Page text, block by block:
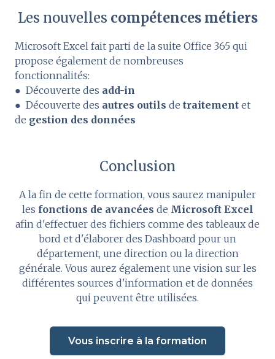
Les nouvelles compétences métiers
Microsoft Excel fait parti de la suite Office 365 qui
propose également de nombreuses
fonctionnalités:
● Découverte des add-in
● Découverte des autres outils de traitement et
de gestion des données
Conclusion
A la fin de cette formation, vous saurez manipuler
les fonctions de avancées de Microsoft Excel
afin d'effectuer des fichiers comme des tableaux de
bord et d'élaborer des Dashboard pour un
département, une direction ou la direction
générale. Vous aurez également une vision sur les
différentes sources d'information et de données
qui peuvent être utilisées.
Vous inscrire à la formation